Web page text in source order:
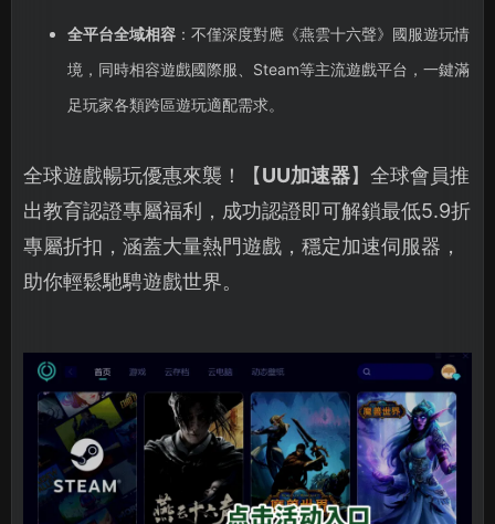
全平台全域相容：不僅深度對應《燕雲十六聲》國服遊玩情
境，同時相容遊戲國際服、Steam等主流遊戲平台，一鍵滿
足玩家各類跨區遊玩適配需求。
全球遊戲暢玩優惠來襲！【UU加速器】全球會員推
出教育認證專屬福利，成功認證即可解鎖最低5.9折
專屬折扣，涵蓋大量熱門遊戲，穩定加速伺服器，
助你輕鬆馳騁遊戲世界。